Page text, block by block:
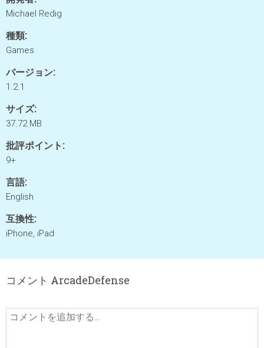
Michael Redig
種類:
Games
バージョン:
1.2.1
サイズ:
37.72 MB
批評ポイント:
9+
言語:
English
互換性:
iPhone, iPad
コメント ArcadeDefense